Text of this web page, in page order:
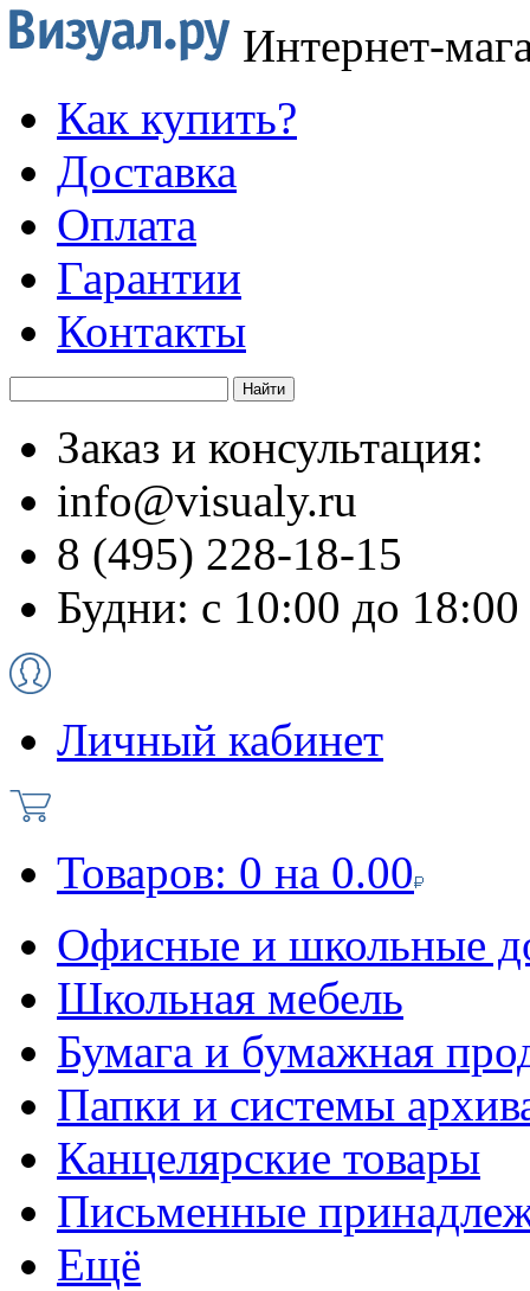
Интернет-
Как купить?
Доставка
Оплата
Гарантии
Контакты
Заказ и консультация:
info@visualy.ru
8 (495) 228-18-15
Будни: с 10:00 до 18:00
Личный кабинет
Товаров: 0 на 0.00
Офисные и школьные
Школьная мебель
Бумага и бумажная
Папки и системы
Канцелярские товары
Письменные
Ещё